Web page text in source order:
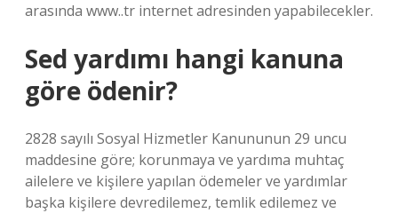
arasında www..tr internet adresinden yapabilecekler.
Sed yardımı hangi kanuna
göre ödenir?
2828 sayılı Sosyal Hizmetler Kanununun 29 uncu
maddesine göre; korunmaya ve yardıma muhtaç
ailelere ve kişilere yapılan ödemeler ve yardımlar
başka kişilere devredilemez, temlik edilemez ve